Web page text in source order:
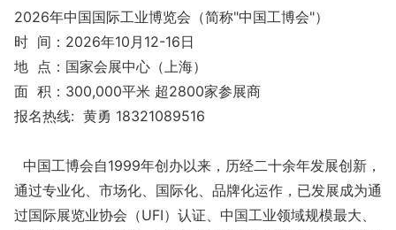
2026年中国国际工业博览会（简称"中国工博会"）
时 间：2026年10月12-16日
地 点：国家会展中心（上海）
面 积：300,000平米 超2800家参展商
报名热线: 黄勇 18321089516
中国工博会自1999年创办以来，历经二十余年发展创新，
通过专业化、市场化、国际化、品牌化运作，已发展成为通
过国际展览业协会（UFI）认证、中国工业领域规模最大、